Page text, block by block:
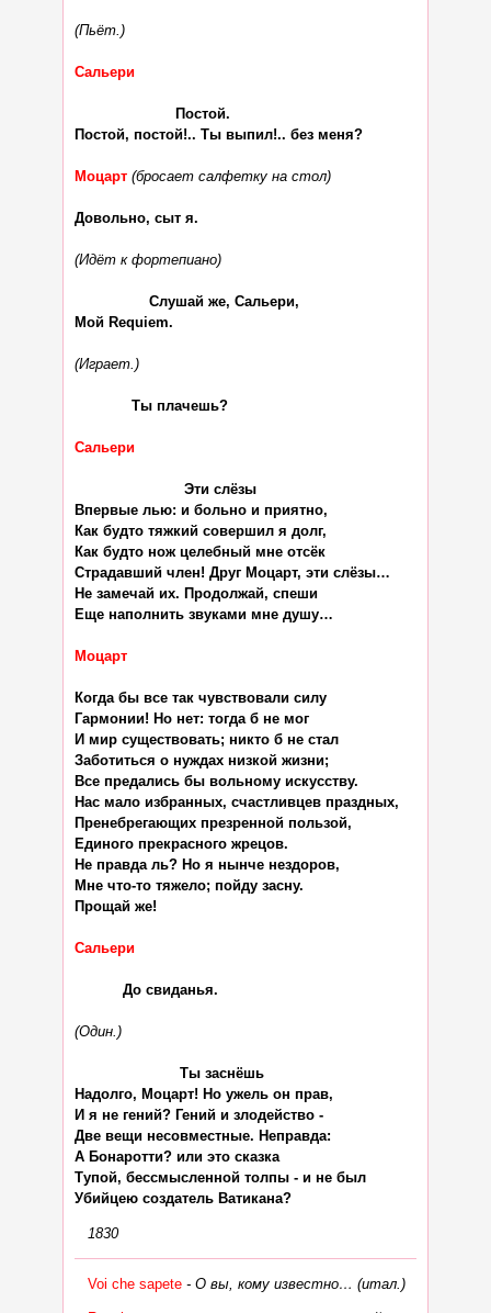
(Пьёт.)
Сальери
                       Постой.
Постой, постой!.. Ты выпил!.. без меня?
Моцарт (бросает салфетку на стол)
Довольно, сыт я.
(Идёт к фортепиано)
                 Слушай же, Сальери,
Мой Requiem.
(Играет.)
             Ты плачешь?
Сальери
                         Эти слёзы
Впервые лью: и больно и приятно,
Как будто тяжкий совершил я долг,
Как будто нож целебный мне отсёк
Страдавший член! Друг Моцарт, эти слёзы…
Не замечай их. Продолжай, спеши
Еще наполнить звуками мне душу…
Моцарт
Когда бы все так чувствовали силу
Гармонии! Но нет: тогда б не мог
И мир существовать; никто б не стал
Заботиться о нуждах низкой жизни;
Все предались бы вольному искусству.
Нас мало избранных, счастливцев праздных,
Пренебрегающих презренной пользой,
Единого прекрасного жрецов.
Не правда ль? Но я нынче нездоров,
Мне что-то тяжело; пойду засну.
Прощай же!
Сальери
           До свиданья.
(Один.)
                        Ты заснёшь
Надолго, Моцарт! Но ужель он прав,
И я не гений? Гений и злодейство -
Две вещи несовместные. Неправда:
А Бонаротти? или это сказка
Тупой, бессмысленной толпы - и не был
Убийцею создатель Ватикана?
1830
Voi che sapete - О вы, кому известно… (итал.)